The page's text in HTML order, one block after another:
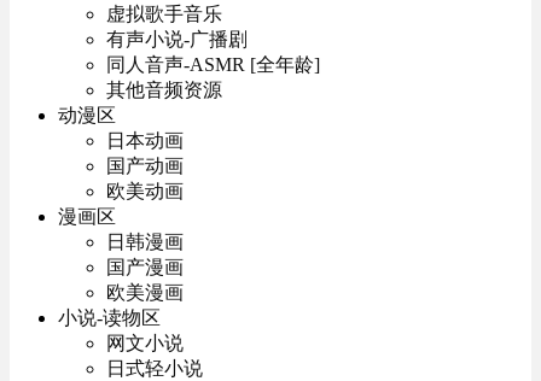
虚拟歌手音乐
有声小说-广播剧
同人音声-ASMR [全年龄]
其他音频资源
动漫区
日本动画
国产动画
欧美动画
漫画区
日韩漫画
国产漫画
欧美漫画
小说-读物区
网文小说
日式轻小说